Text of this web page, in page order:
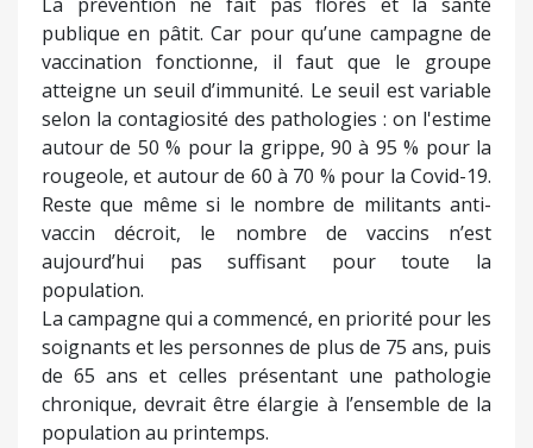
publique en pâtit. Car pour qu’une campagne de
vaccination fonctionne, il faut que le groupe
atteigne un seuil d’immunité. Le seuil est variable
selon la contagiosité des pathologies : on l'estime
autour de 50 % pour la grippe, 90 à 95 % pour la
rougeole, et autour de 60 à 70 % pour la Covid-19.
Reste que même si le nombre de militants anti-
vaccin décroit, le nombre de vaccins n’est
aujourd’hui pas suffisant pour toute la
population.
La campagne qui a commencé, en priorité pour les
soignants et les personnes de plus de 75 ans, puis
de 65 ans et celles présentant une pathologie
chronique, devrait être élargie à l’ensemble de la
population au printemps.